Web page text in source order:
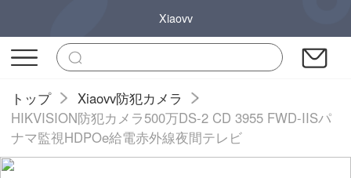
Xiaovv
トップ
Xiaovv防犯カメラ
HIKVISION防犯カメラ500万DS-2 CD 3955 FWD-IISパ
ナマ監視HDPOe給電赤外線夜間テレビ